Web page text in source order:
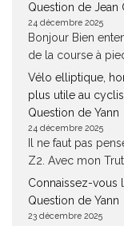
Question de
24 décembre 2025
Bonjour Bien
de la course à
Vélo elliptique,
plus utile au
Question de Yann
24 décembre 2025
Il ne faut pas
Z2. Avec mon
Connaissez-vous
Question de Yann
23 décembre 2025